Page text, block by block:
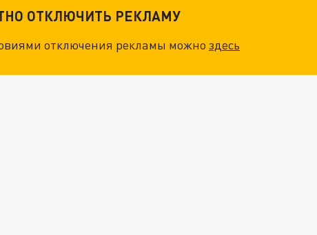
ОТКЛЮЧИТЬ РЕКЛАМУ
отключения рекламы можноздесь